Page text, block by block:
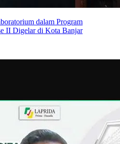
dalam Program
II Digelar di Kota Banjar